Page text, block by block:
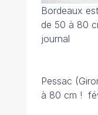
Bordeaux
de 50 à 80
journal
Pessac
à 80 cm !